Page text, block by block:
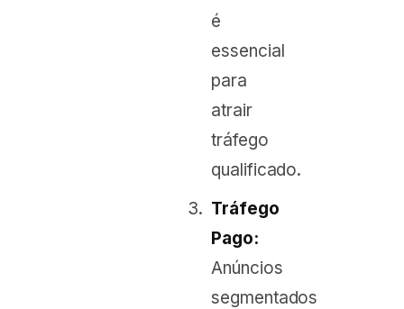
é
essencial
para
atrair
tráfego
qualificado.
Tráfego
Pago:
Anúncios
segmentados